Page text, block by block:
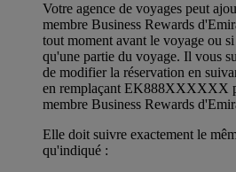
Votre agence de voyages peut
membre Business Rewards
tout moment avant le voyage ou
qu'une partie du voyage. Il vous
de modifier la réservation en
en remplaçant EK888XXXXXX
membre Business Rewards
Elle doit suivre exactement le
qu'indiqué :